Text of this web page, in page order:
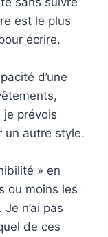
est le plus
écrire.
d’une
je prévois
un autre style.
» en
ou moins les
n’ai pas
de ces